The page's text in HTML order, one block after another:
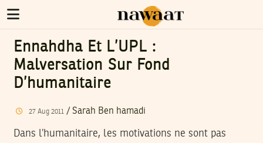
Ennahdha Et L’UPL :
Malversation Sur Fond
D’humanitaire
27 Aug 2011/ Sarah Ben hamadi
Dans l’humanitaire, les motivations ne sont pas